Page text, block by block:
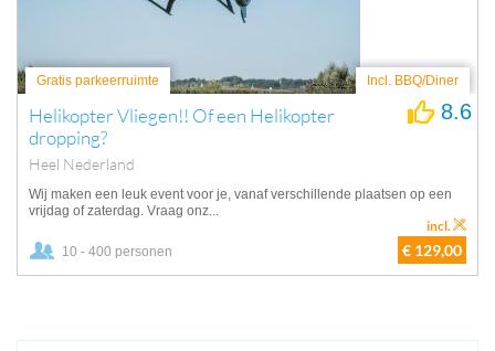
Gratis parkeerruimte Incl. BBQ/Diner
Helikopter Vliegen!! Of een Helikopter
dropping?
Heel Nederland
8.6
Wij maken een leuk event voor je, vanaf verschillende plaatsen op een
vrijdag of zaterdag. Vraag onz...
10 - 400 personen € 129,00
incl.